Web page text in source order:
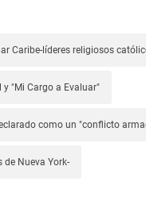
Caribe-líderes religiosos
"Mi Cargo a Evaluar"
como un "conflicto
de Nueva York-